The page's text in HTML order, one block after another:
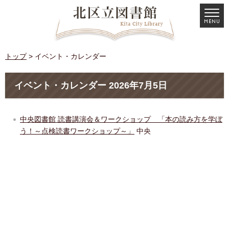
トップ> イベント・カレンダー
イベント・カレンダー 2026年7月5日
中央図書館 読書講演会＆ワークショップ 「本の読み方を学ぼ
う！～点検読書ワークショップ～」
中央